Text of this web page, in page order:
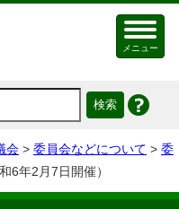
メニュー
会 > 委員会などについて > 委
6年2月7日開催）